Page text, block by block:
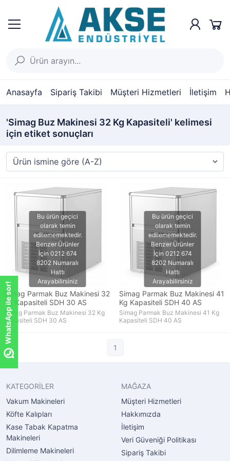
Anasayfa Sipariş Takibi Müşteri Hizmetleri İletişim
'Simag Buz Makinesi 32 Kg Kapasiteli' kelimesi
için etiket sonuçları
Simag Parmak Buz Makinesi 32
Kg Kapasiteli SDH 30 AS
Simag Parmak Buz Makinesi 32 Kg
Kapasiteli SDH 30 AS
Simag Parmak Buz Makinesi 41
Kg Kapasiteli SDH 40 AS
Simag Parmak Buz Makinesi 41 Kg
Kapasiteli SDH 40 AS
1
KATEGORİLER
Vakum Makineleri
Köfte Kalıpları
Kase Tabak Kapatma
Makineleri
Dilimleme Makineleri
MAĞAZA
Müşteri Hizmetleri
Hakkımızda
İletişim
Veri Güveniği Politikası
Sipariş Takibi
WhatsApp ile sor!